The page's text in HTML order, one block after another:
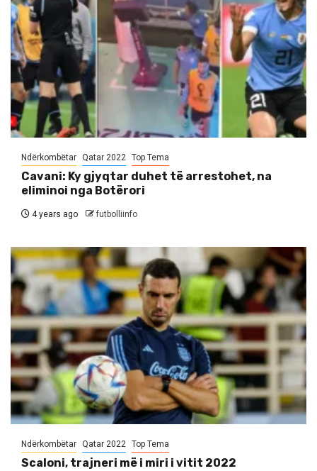
Ndërkombëtar Qatar 2022 Top Tema
Cavani: Ky gjyqtar duhet të arrestohet, na
eliminoi nga Botërori
4 years ago futbolliinfo
Ndërkombëtar Qatar 2022 Top Tema
Scaloni, trajneri më i miri i vitit 2022